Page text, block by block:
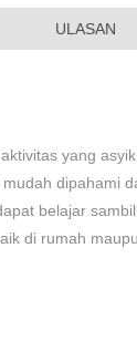
ULASAN
yang
dipahami
belajar
di rumah